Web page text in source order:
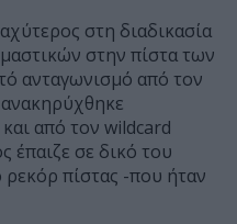
στη διαδικασία
στην πίστα των
ανταγωνισμό από τον
από τον wildcard
έπαιζε σε δικό του
ρεκόρ πίστας -που ήταν